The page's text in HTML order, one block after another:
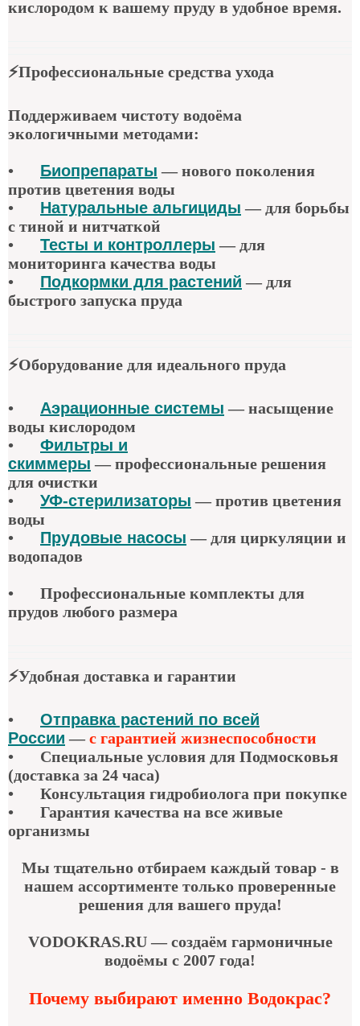
кислородом к вашему пруду в удобное время.
⚡Профессиональные средства ухода
Поддерживаем чистоту водоёма
экологичными методами:
• Биопрепараты —нового поколения
против цветения воды
•
Натуральные альгициды — для борьбы
с тиной и нитчаткой
•
Тесты и контроллеры — для
мониторинга качества воды
•
Подкормки для растений — для
быстрого запуска пруда
⚡Оборудование для идеального пруда
• Аэрационные системы —насыщение
воды кислородом
•
Фильтры и
скиммеры —профессиональные решения
для очистки
•
УФ-стерилизаторы —против цветения
воды
•
Прудовые насосы — для циркуляции и
водопадов
•
Профессиональные комплекты для
прудов любого размера
⚡Удобная доставка и гарантии
•
Отправка растений по всей
России —с гарантией жизнеспособности
•
Специальные условия для Подмосковья
(доставка за 24 часа)
•
Консультация гидробиолога при покупке
•
Гарантия качества на все живые
организмы
Мы тщательно отбираем каждый товар - в
нашем ассортименте только проверенные
решения для вашего пруда!
VODOKRAS.RU — создаём гармоничные
водоёмы с 2007 года!
Почему выбирают именно Водокрас?